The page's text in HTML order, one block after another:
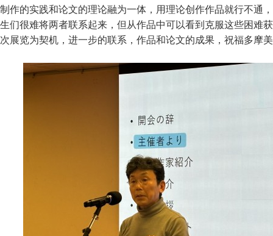
制作的实践和论文的理论融为一体，用理论创作作品就行不通
生们很难将两者联系起来，但从作品中可以看到克服这些困难
次展览为契机，进一步的联系，作品和论文的成果，祝福多摩